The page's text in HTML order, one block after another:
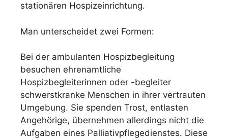
stationären Hospizeinrichtung.
Man unterscheidet zwei Formen:
Bei der ambulanten Hospizbegleitung
besuchen ehrenamtliche
Hospizbegleiterinnen oder -begleiter
schwerstkranke Menschen in ihrer vertrauten
Umgebung. Sie spenden Trost, entlasten
Angehörige, übernehmen allerdings nicht die
Aufgaben eines Palliativpflegedienstes. Diese